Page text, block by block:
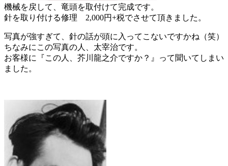
機械を戻して、竜頭を取付けて完成です。
針を取り付ける修理 2,000円+税でさせて頂きました。
写真が強すぎて、針の話が頭に入ってこないですかね（笑）
ちなみにこの写真の人、太宰治です。
お客様に『この人、芥川龍之介ですか？』って聞いてしまい
ました。